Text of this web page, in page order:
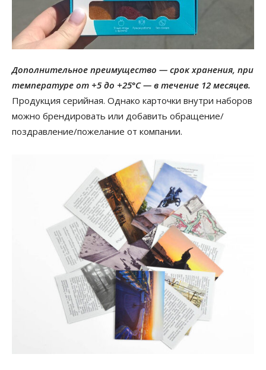
Дополнительное преимущество — срок хранения, при
температуре от +5 до +25°С — в течение 12 месяцев.
Продукция серийная. Однако карточки внутри наборов
можно брендировать или добавить обращение/
поздравление/пожелание от компании.